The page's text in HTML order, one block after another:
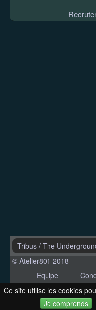
Ce site utilise les cookies
Je comprends
Tribus / The
© Atelier801 2018
Equipe
Politique de